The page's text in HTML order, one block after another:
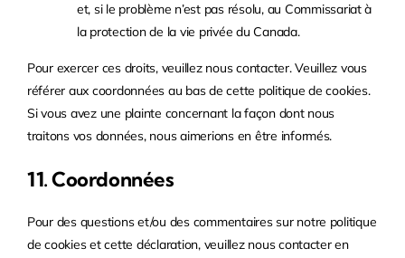
et, si le problème n’est pas résolu, au Commissariat à
la protection de la vie privée du Canada.
Pour exercer ces droits, veuillez nous contacter. Veuillez vous
référer aux coordonnées au bas de cette politique de cookies.
Si vous avez une plainte concernant la façon dont nous
traitons vos données, nous aimerions en être informés.
11. Coordonnées
Pour des questions et/ou des commentaires sur notre politique
de cookies et cette déclaration, veuillez nous contacter en